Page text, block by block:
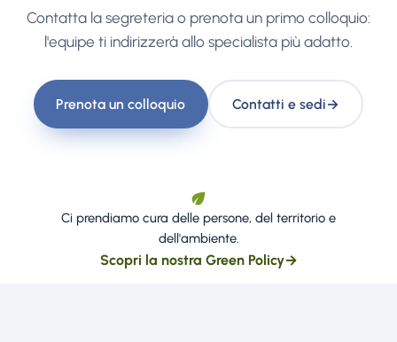
Contatta la segreteria o prenota un primo colloquio:
l'equipe ti indirizzerà allo specialista più adatto.
Prenota un colloquio Contatti e sedi→
Ci prendiamo cura delle persone, del territorio e
dell'ambiente.
Scopri la nostra Green Policy→